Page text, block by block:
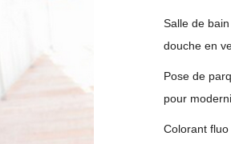
Salle de
douche en
Pose de
pour
Colorant fluo